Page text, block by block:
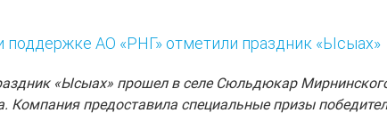
АО «РНГ» отметили праздник «Ысыах»
«Ысыах» прошел в селе Сюльдюкар
Компания предоставила специальные призы